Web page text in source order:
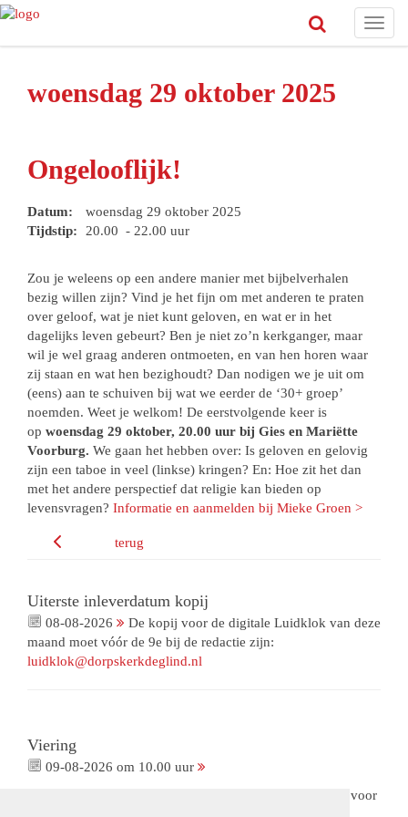
woensdag 29 oktober 2025
Ongelooflijk!
Datum:
woensdag 29 oktober 2025
Tijdstip:
20.00 - 22.00 uur
Zou je weleens op een andere manier met bijbelverhalen
bezig willen zijn? Vind je het fijn om met anderen te praten
over geloof, wat je niet kunt geloven, en wat er in het
dagelijks leven gebeurt? Ben je niet zo’n kerkganger, maar
wil je wel graag anderen ontmoeten, en van hen horen waar
zij staan en wat hen bezighoudt? Dan nodigen we je uit om
(eens) aan te schuiven bij wat we eerder de ‘30+ groep’
noemden. Weet je welkom! De eerstvolgende keer is
op woensdag 29 oktober, 20.00 uur bij Gies en Mariëtte
Voorburg. We gaan het hebben over: Is geloven en gelovig
zijn een taboe in veel (linkse) kringen? En: Hoe zit het dan
met het andere perspectief dat religie kan bieden op
levensvragen? Informatie en aanmelden bij Mieke Groen >
terug
Uiterste inleverdatum kopij
08-08-2026
De kopij voor de digitale Luidklok van deze
maand moet vóór de 9e bij de redactie zijn:
luidklok@dorpskerkdeglind.nl
Viering
09-08-2026 om 10.00 uur
Viering met gemeenteleden als voorganger. Met collecte voor